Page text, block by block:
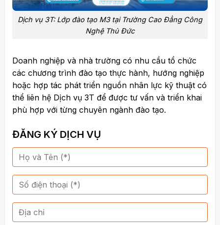
Dịch vụ 3T: Lớp đào tạo M3 tại Trường Cao Đẳng Công
Nghệ Thủ Đức
Doanh nghiệp và nhà trường có nhu cầu tổ chức
các chương trình đào tạo thực hành, hướng nghiệp
hoặc hợp tác phát triển nguồn nhân lực kỹ thuật có
thể liên hệ Dịch vụ 3T để được tư vấn và triển khai
phù hợp với từng chuyên ngành đào tạo.
ĐĂNG KÝ DỊCH VỤ